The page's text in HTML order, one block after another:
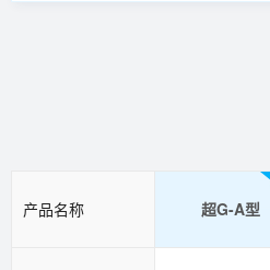
产品名称 超G-A型